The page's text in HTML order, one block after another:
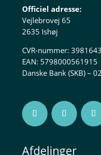
Officiel adresse:
Vejlebrovej 65
2635 Ishøj
CVR-nummer:
EAN: 5798000561915
Danske Bank (SKB) –
Afdelinger